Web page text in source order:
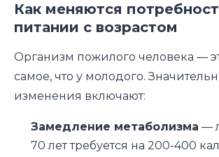
Как меняются
питании с возрастом
Организм пожилого человека —
самое, что у молодого.
изменения включают:
Замедление метаболизма —
70 лет требуется на 200-400